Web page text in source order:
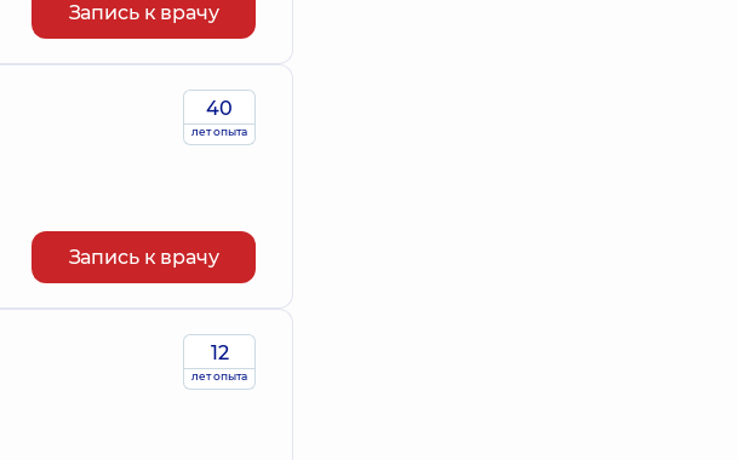
Запись к врачу
40
лет опыта
Запись к врачу
12
лет опыта